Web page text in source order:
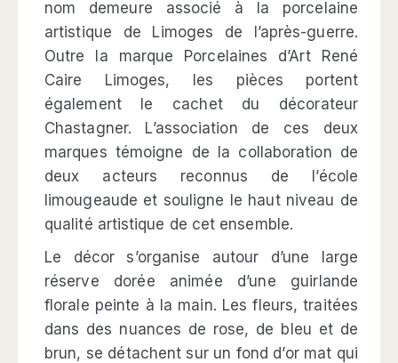
nom demeure associé à la porcelaine
artistique de Limoges de l’après-guerre.
Outre la marque Porcelaines d’Art René
Caire Limoges, les pièces portent
également le cachet du décorateur
Chastagner. L’association de ces deux
marques témoigne de la collaboration de
deux acteurs reconnus de l’école
limougeaude et souligne le haut niveau de
qualité artistique de cet ensemble.
Le décor s’organise autour d’une large
réserve dorée animée d’une guirlande
florale peinte à la main. Les fleurs, traitées
dans des nuances de rose, de bleu et de
brun, se détachent sur un fond d’or mat qui